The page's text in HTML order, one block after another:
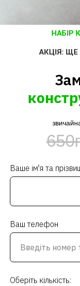
НАБІР
АКЦІЯ:
Ваше ім'я та
Ваш телефон
Оберіть кількість: